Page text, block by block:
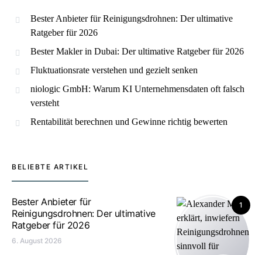
Bester Anbieter für Reinigungsdrohnen: Der ultimative
Ratgeber für 2026
Bester Makler in Dubai: Der ultimative Ratgeber für 2026
Fluktuationsrate verstehen und gezielt senken
niologic GmbH: Warum KI Unternehmensdaten oft falsch
versteht
Rentabilität berechnen und Gewinne richtig bewerten
BELIEBTE ARTIKEL
1
Bester Anbieter für
Reinigungsdrohnen: Der ultimative
Ratgeber für 2026
6. August 2026